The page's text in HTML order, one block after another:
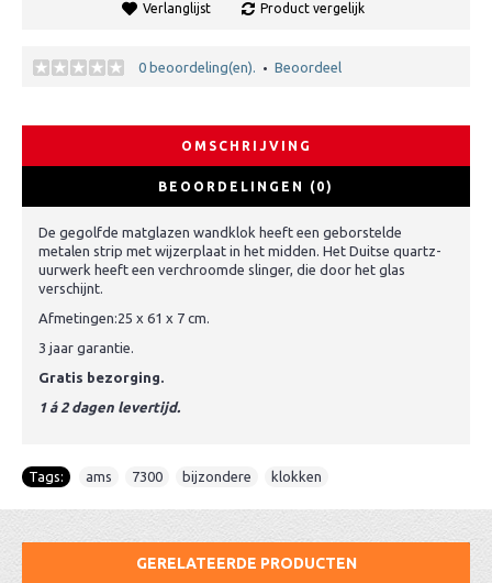
Verlanglijst Product vergelijk
0 beoordeling(en). • Beoordeel
OMSCHRIJVING
BEOORDELINGEN (0)
De gegolfde matglazen wandklok heeft een geborstelde
metalen strip met wijzerplaat in het midden. Het Duitse quartz-
uurwerk heeft een verchroomde slinger, die door het glas
verschijnt.
Afmetingen:25 x 61 x 7 cm.
3 jaar garantie.
Gratis bezorging.
1 á 2 dagen levertijd.
Tags: ams 7300 bijzondere klokken
GERELATEERDE PRODUCTEN